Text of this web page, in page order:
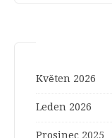
Květen 2026
Leden 2026
Prosinec 2025